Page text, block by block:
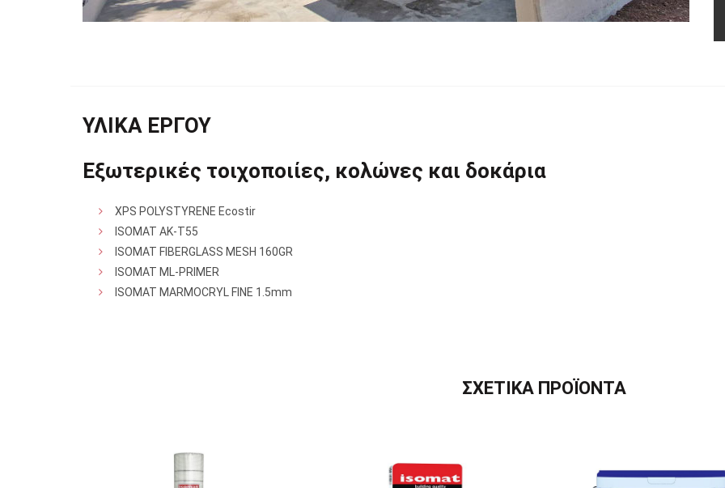
ΥΛΙΚΑ ΕΡΓΟΥ
Εξωτερικές τοιχοποιίες, κολώνες και δοκάρια
XPS POLYSTYRENE Ecostir
ISOMAT AK-T55
ISOMAT FIBERGLASS MESH 160GR
ISOMAT ML-PRIMER
ISOMAT MARMOCRYL FINE 1.5mm
ΣΧΕΤΙΚΑ ΠΡΟΪΟΝΤΑ